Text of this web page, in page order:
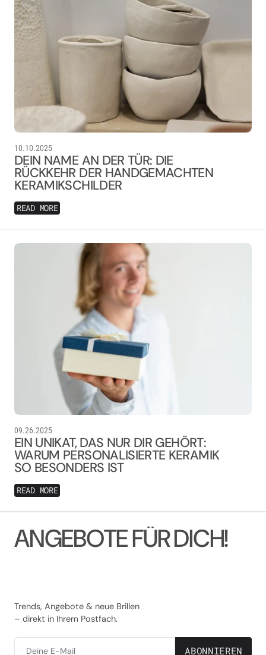
10.10.2025
DEIN NAME AN DER TÜR: DIE
RÜCKKEHR DER HANDGEMACHTEN
KERAMIKSCHILDER
READ MORE
09.26.2025
EIN UNIKAT, DAS NUR DIR GEHÖRT:
WARUM PERSONALISIERTE KERAMIK
SO BESONDERS IST
READ MORE
ANGEBOTEFÜRDICH!
Trends, Angebote & neue Brillen
– direkt in Ihrem Postfach.
Deine E-Mail ABONNIEREN